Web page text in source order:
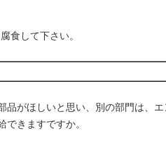
食して下さい。
品がほしいと思い、別の部門は、
きますですか。